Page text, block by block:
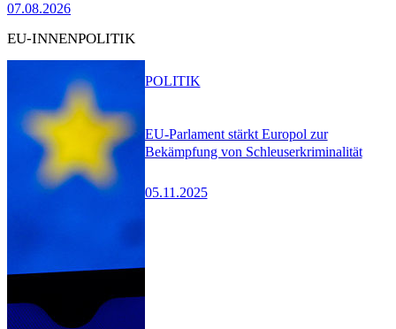
07.08.2026
EU-INNENPOLITIK
EU-Parlament stärkt Europol zur
Bekämpfung von Schleuserkriminalität
05.11.2025
POLITIK